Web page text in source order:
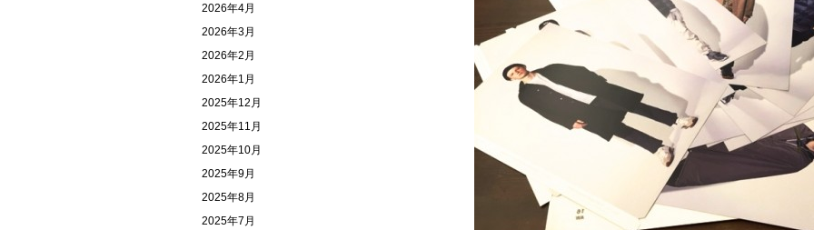
2026年4月
2026年3月
2026年2月
2026年1月
2025年12月
2025年11月
2025年10月
2025年9月
2025年8月
2025年7月